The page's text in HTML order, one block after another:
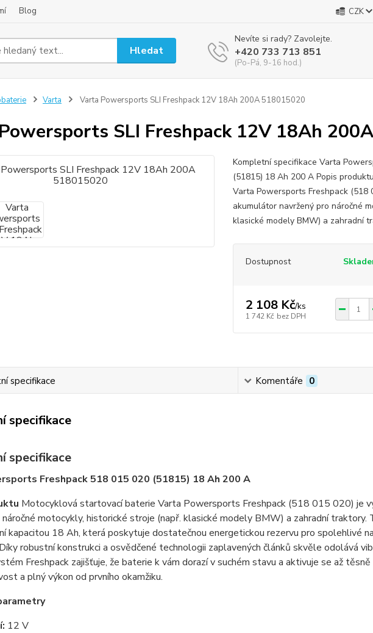
Blog CZK
Hledat
Nevíte si rady? Zavolejte.
+420 733 713 851
(Po-Pá, 9-16 hod.)
Varta Varta Powersports SLI Freshpack 12V 18Ah 200A 518015020
SLI Freshpack 12V 18Ah
Kompletní specifikace Varta
(51815) 18 Ah 200 A Popis
Varta Powersports Freshpack (518
akumulátor navržený pro náročné
klasické modely BMW) a zahradní
Dostupnost
2 108 Kč/ks
1 742 Kč bez DPH
specifikace Komentáře 0
specifikace
specifikace
Freshpack 518 015 020 (51815) 18 Ah 200 A
Motocyklová startovací baterie Varta Powersports Freshpack (518 015 020) je
náročné motocykly, historické stroje (např. klasické modely BMW) a zahradní traktory.
kapacitou 18 Ah, která poskytuje dostatečnou energetickou rezervu pro spolehlivé
robustní konstrukci a osvědčené technologii zaplavených článků skvěle odolává
Freshpack zajišťuje, že baterie k vám dorazí v suchém stavu a aktivuje se až
a plný výkon od prvního okamžiku.
12 V